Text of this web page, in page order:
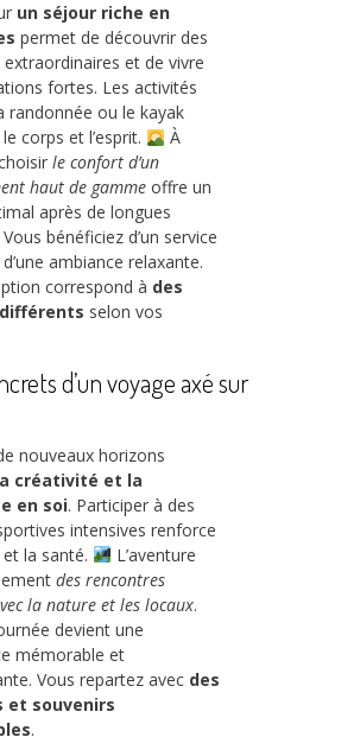
un séjour riche en
permet de découvrir des
extraordinaires et de vivre
fortes. Les activités
randonnée ou le kayak
corps et l’esprit.
À
le confort d’un
haut de gamme offre un
après de longues
bénéficiez d’un service
ambiance relaxante.
correspond à des
selon vos
d’un voyage axé sur
nouveaux horizons
créativité et la
en soi. Participer à des
intensives renforce
la santé.
L’aventure
des rencontres
la nature et les locaux.
devient une
mémorable et
Vous repartez avec des
et souvenirs
.